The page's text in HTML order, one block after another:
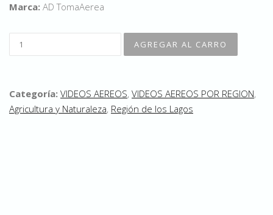
Marca: AD TomaAerea
Categoría: VIDEOS AEREOS, VIDEOS AEREOS POR REGION,
Agricultura y Naturaleza, Región de los Lagos